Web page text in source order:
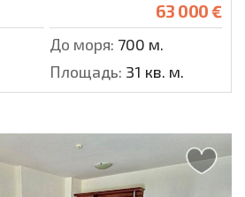
63 000 €
До моря: 700 м.
Площадь: 31 кв. м.